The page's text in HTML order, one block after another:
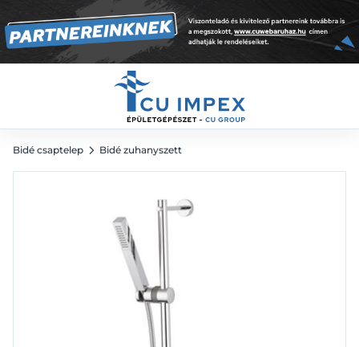
Bidé csaptelep Bidé zuhanyszett
154 697 Ft
214 858 Ft